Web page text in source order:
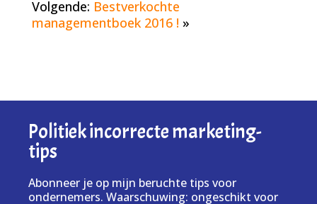
Volgende: Bestverkochte
managementboek 2016 ! »
Politiek incorrecte marketing-
tips
Abonneer je op mijn beruchte tips voor
ondernemers. Waarschuwing: ongeschikt voor